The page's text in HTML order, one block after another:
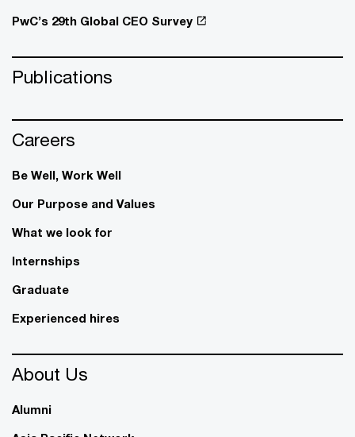
PwC’s 29th Global CEO Survey
Publications
Careers
Be Well, Work Well​
Our Purpose and Values
What we look for
Internships
Graduate
Experienced hires
About Us
Alumni